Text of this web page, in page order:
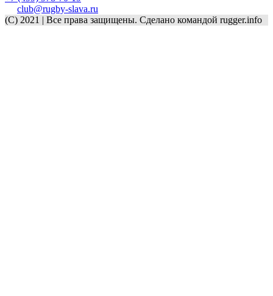
club@rugby-slava.ru
(C) 2021 | Все права защищены. Сделано командой rugger.info